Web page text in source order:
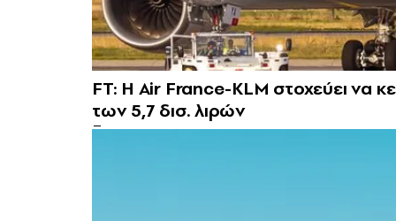
FT: Η Air France-KLM στοχεύει να
των 5,7 δισ. λιρών